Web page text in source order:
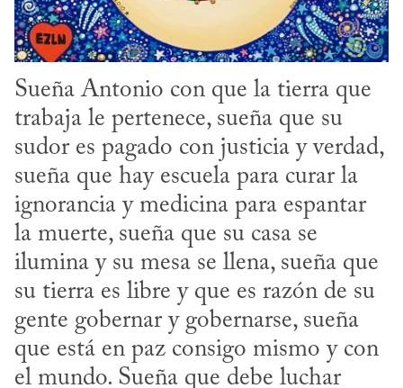
Sueña Antonio con que la tierra que
trabaja le pertenece, sueña que su
sudor es pagado con justicia y verdad,
sueña que hay escuela para curar la
ignorancia y medicina para espantar
la muerte, sueña que su casa se
ilumina y su mesa se llena, sueña que
su tierra es libre y que es razón de su
gente gobernar y gobernarse, sueña
que está en paz consigo mismo y con
el mundo. Sueña que debe luchar